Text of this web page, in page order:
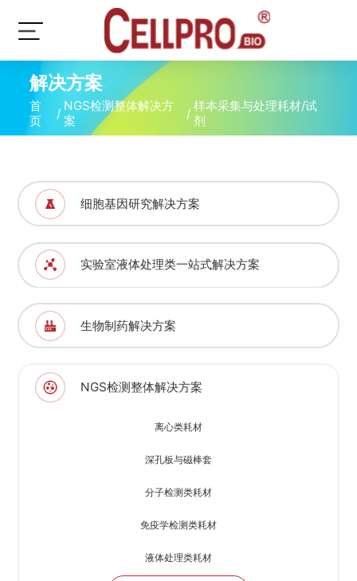
解决方案
首
页
/ NGS检测整体解决方
案
/样本采集与处理耗材/试
剂
细胞基因研究解决方案
实验室液体处理类一站式解决方案
生物制药解决方案
NGS检测整体解决方案
离心类耗材
深孔板与磁棒套
分子检测类耗材
免疫学检测类耗材
液体处理类耗材